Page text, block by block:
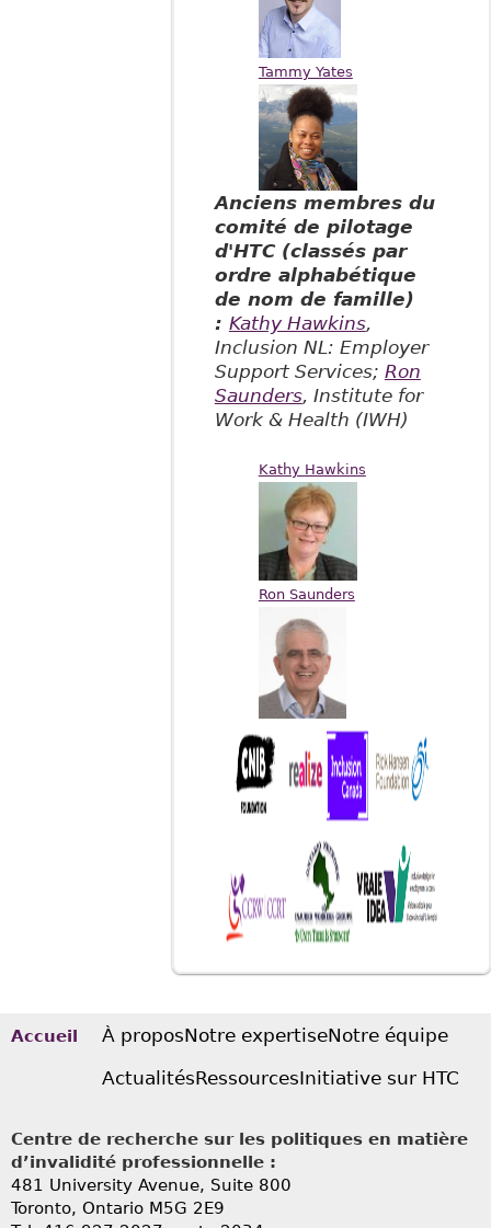
Tammy Yates
Anciens membres du
comité de pilotage
d'HTC (classés par
ordre alphabétique
de nom de famille)
: Kathy Hawkins,
Inclusion NL: Employer
Support Services; Ron
Saunders, Institute for
Work & Health (IWH)
Kathy Hawkins
Ron Saunders
Accueil À proposNotre expertiseNotre équipe
ActualitésRessourcesInitiative sur HTC
Centre de recherche sur les politiques en matière
d’invalidité professionnelle :
481 University Avenue, Suite 800
Toronto, Ontario M5G 2E9